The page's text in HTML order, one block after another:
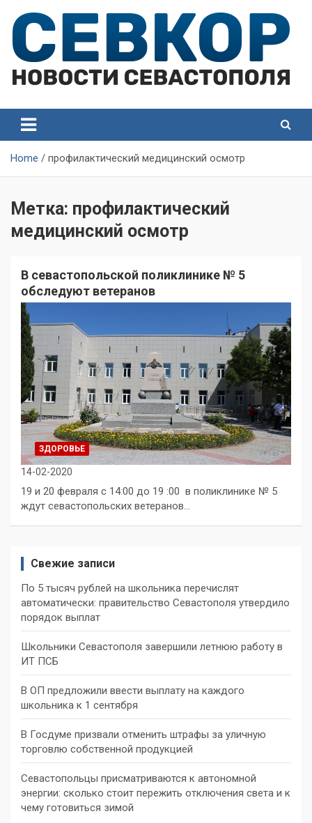
content
Севастополя
Севастополя
Home профилактический медицинский осмотр
Метка: профилактический
медицинский осмотр
В севастопольской поликлинике № 5
обследуют ветеранов
ЗДОРОВЬЕ
14-02-2020
19 и 20 февраля с 14:00 до 19 :00 в поликлинике № 5
ждут севастопольских ветеранов…
Свежие записи
По 5 тысяч рублей на школьника перечислят
автоматически: правительство Севастополя утвердило
порядок выплат
Школьники Севастополя завершили летнюю работу в
ИТ ПСБ
В ОП предложили ввести выплату на каждого
школьника к 1 сентября
В Госдуме призвали отменить штрафы за уличную
торговлю собственной продукцией
Севастопольцы присматриваются к автономной
энергии: сколько стоит пережить отключения света и к
чему готовиться зимой